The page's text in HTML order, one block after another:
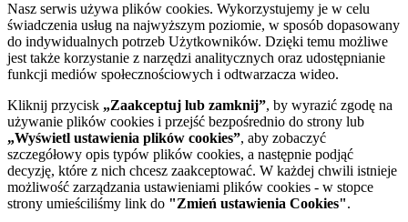
Nasz serwis używa plików cookies. Wykorzystujemy je w celu
świadczenia usług na najwyższym poziomie, w sposób dopasowany
do indywidualnych potrzeb Użytkowników. Dzięki temu możliwe
jest także korzystanie z narzędzi analitycznych oraz udostępnianie
funkcji mediów społecznościowych i odtwarzacza wideo.
Kliknij przycisk „Zaakceptuj lub zamknij”, by wyrazić zgodę na
używanie plików cookies i przejść bezpośrednio do strony lub
„Wyświetl ustawienia plików cookies”, aby zobaczyć
szczegółowy opis typów plików cookies, a następnie podjąć
decyzję, które z nich chcesz zaakceptować. W każdej chwili istnieje
możliwość zarządzania ustawieniami plików cookies - w stopce
strony umieściliśmy link do "Zmień ustawienia Cookies".